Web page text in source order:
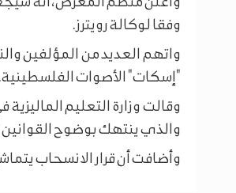
وفقا لوكالة رويترز.
واتهم العديد من المؤلفين
"إسكات" الأصوات
وقالت وزارة التعليم
والذي ينتهك بوضوح القوانين
وأضافت أن قرار الانسحاب